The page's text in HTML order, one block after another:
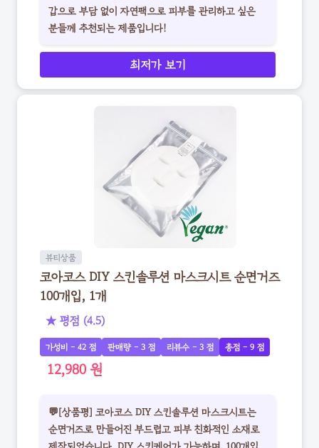
갑으로 부담 없이 자연팩으로 피부를 관리하고 싶은
분들께 추천되는 제품입니다!
최저가 보기
뷰티상품
코아코스 DIY 스킨솔루션 마스크시트 순면거즈
100개입, 1개
★ 평점 (4.5)
가성비 - 42 점 판매량 - 3 점 리뷰수 - 3 점 총점 - 9 점
12,980 원
💬[상품평] 코아코스 DIY 스킨솔루션 마스크시트는
순면거즈로 만들어진 부드럽고 피부 친화적인 소재로